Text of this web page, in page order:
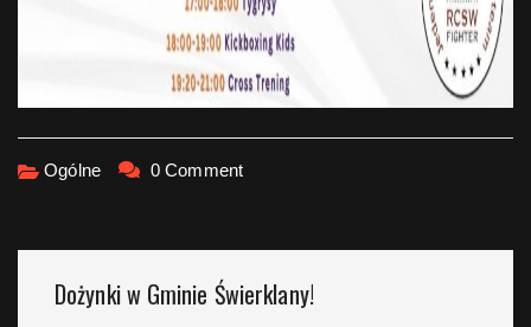
Ogólne 0 Comment
Dożynki w Gminie Świerklany!